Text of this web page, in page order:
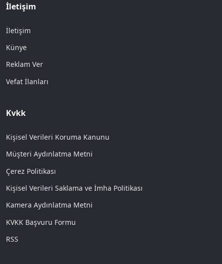
İletişim
İletişim
Künye
Reklam Ver
Vefat İlanları
Kvkk
Kişisel Verileri Koruma Kanunu
Müşteri Aydınlatma Metni
Çerez Politikası
Kişisel Verileri Saklama ve İmha Politikası
Kamera Aydınlatma Metni
KVKK Başvuru Formu
RSS